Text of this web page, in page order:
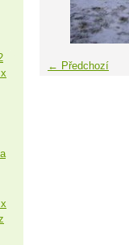
← Předchozí